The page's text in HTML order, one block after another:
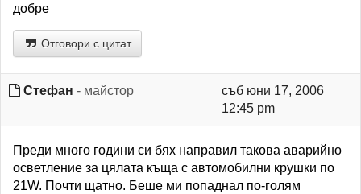
добре
Отговори с цитат
Стефан - майстор
съб юни 17, 2006
12:45 pm
Преди много години си бях направил такова аварийно
осветление за цялата къща с автомобилни крушки по
21W. Почти щатно. Беше ми попаднал по-голям